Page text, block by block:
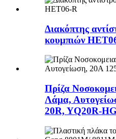
Διακόπτης
κουμπιών
Πρίζα
Λάμα,
20R, YQ20R-